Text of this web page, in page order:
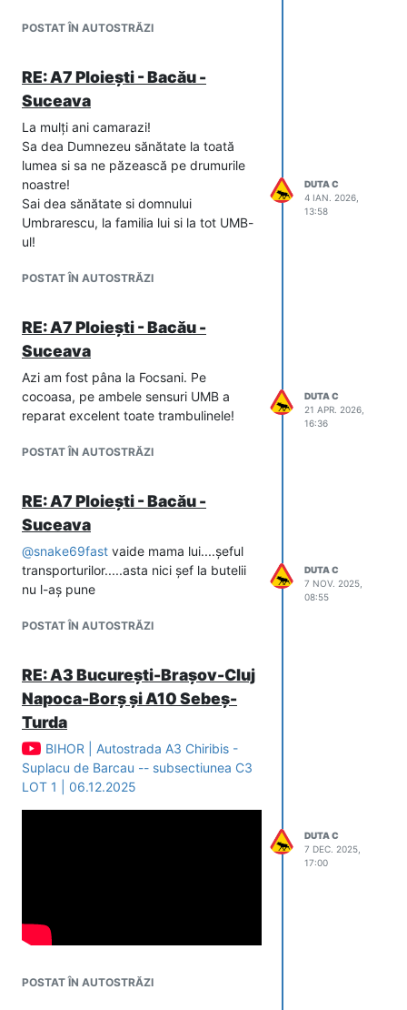
POSTAT ÎN AUTOSTRĂZI
RE: A7 Ploiești - Bacău -
Suceava
La mulți ani camarazi!
Sa dea Dumnezeu sănătate la toată
lumea si sa ne păzească pe drumurile
noastre!
Sai dea sănătate si domnului
Umbrarescu, la familia lui si la tot UMB-
ul!
POSTAT ÎN AUTOSTRĂZI
DUTA C
4 IAN. 2026,
13:58
RE: A7 Ploiești - Bacău -
Suceava
Azi am fost pâna la Focsani. Pe
cocoasa, pe ambele sensuri UMB a
reparat excelent toate trambulinele!
POSTAT ÎN AUTOSTRĂZI
DUTA C
21 APR. 2026,
16:36
RE: A7 Ploiești - Bacău -
Suceava
@snake69fast vaide mama lui....șeful
transporturilor.....asta nici șef la butelii
nu l-aș pune
POSTAT ÎN AUTOSTRĂZI
DUTA C
7 NOV. 2025,
08:55
RE: A3 București-Brașov-Cluj
Napoca-Borș și A10 Sebeș-
Turda
BIHOR | Autostrada A3 Chiribis -
Suplacu de Barcau -- subsectiunea C3
LOT 1 | 06.12.2025
POSTAT ÎN AUTOSTRĂZI
DUTA C
7 DEC. 2025,
17:00